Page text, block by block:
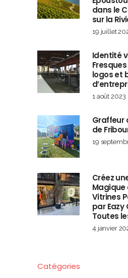
dans le
sur la
19 juillet
Identité
logos et
1 août 2023
Graffeur
de
19
Créez
Magique
Vitrines
par Eazy
Toutes
4 janvier
Catégories